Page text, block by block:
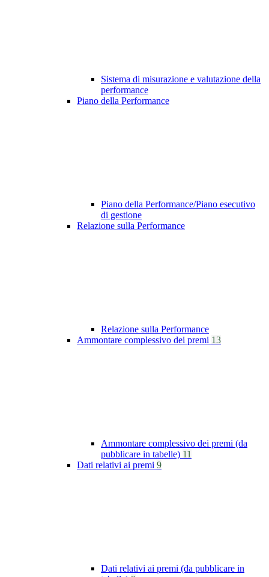
Sistema di misurazione e valutazione della
performance
Piano della Performance
Piano della Performance/Piano esecutivo
di gestione
Relazione sulla Performance
Relazione sulla Performance
Ammontare complessivo dei premi 13
Ammontare complessivo dei premi (da
pubblicare in tabelle) 11
Dati relativi ai premi 9
Dati relativi ai premi (da pubblicare in